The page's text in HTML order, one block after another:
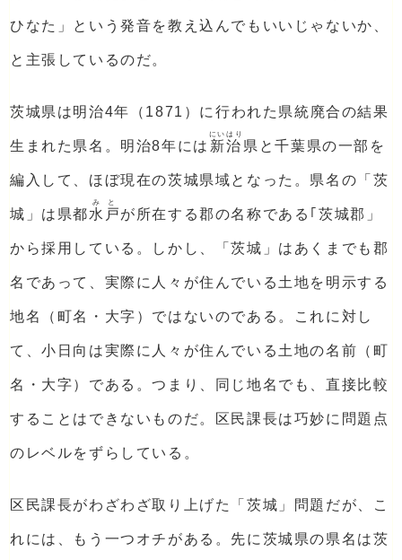
ひなた」という発音を教え込んでもいいじゃないか、
と主張しているのだ。
茨城県は明治4年（1871）に行われた県統廃合の結果
生まれた県名。明治8年には 新治
にいはり
県と千葉県の一部を
編入して、ほぼ現在の茨城県域となった。県名の「茨
城」は県都水戸
みと
が所在する郡の名称である｢茨城郡」
から採用している。しかし、「茨城」はあくまでも郡
名であって、実際に人々が住んでいる土地を明示する
地名（町名・大字）ではないのである。これに対し
て、小日向は実際に人々が住んでいる土地の名前（町
名・大字）である。つまり、同じ地名でも、直接比較
することはできないものだ。区民課長は巧妙に問題点
のレベルをずらしている。
区民課長がわざわざ取り上げた「茨城」問題だが、こ
れには、もう一つオチがある。先に茨城県の県名は茨